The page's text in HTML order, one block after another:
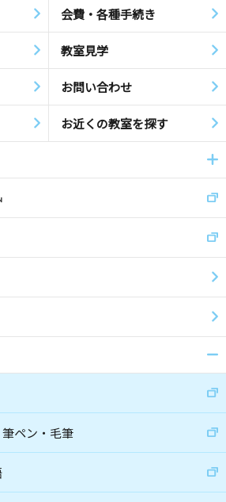
会費・各種手続き
教室見学
お問い合わせ
お近くの教室を探す
ペン・毛筆